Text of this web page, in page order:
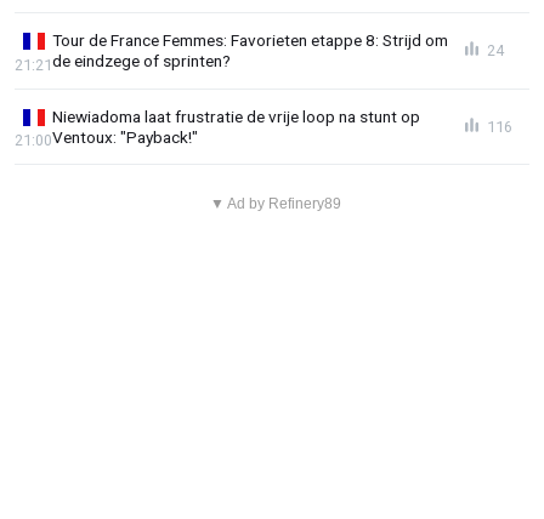
Tour de France Femmes: Favorieten etappe 8: Strijd om
de eindzege of sprinten?
21:21
24
Niewiadoma laat frustratie de vrije loop na stunt op
Ventoux: "Payback!"
21:00
116
▼ Ad by Refinery89